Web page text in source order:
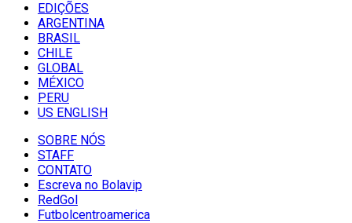
EDIÇÕES
ARGENTINA
BRASIL
CHILE
GLOBAL
MÉXICO
PERU
US ENGLISH
SOBRE NÓS
STAFF
CONTATO
Escreva no Bolavip
RedGol
Futbolcentroamerica